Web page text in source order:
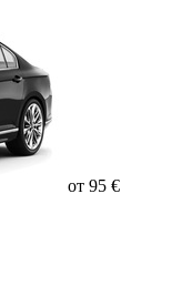
от 95 €